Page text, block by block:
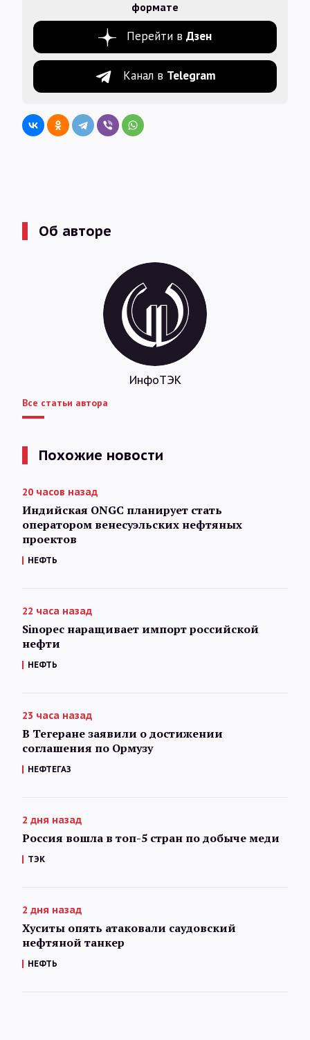
формате
Перейти в Дзен
Канал в Telegram
Об авторе
ИнфоТЭК
Все статьи автора
Похожие новости
20 часов назад
Индийская ONGC планирует стать
оператором венесуэльских нефтяных
проектов
НЕФТЬ
22 часа назад
Sinopec наращивает импорт российской
нефти
НЕФТЬ
23 часа назад
В Тегеране заявили о достижении
соглашения по Ормузу
НЕФТЕГАЗ
2 дня назад
Россия вошла в топ-5 стран по добыче меди
ТЭК
2 дня назад
Хуситы опять атаковали саудовский
нефтяной танкер
НЕФТЬ